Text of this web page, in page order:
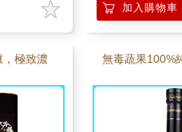
加入購物車
極致濃
無毒蔬果100%